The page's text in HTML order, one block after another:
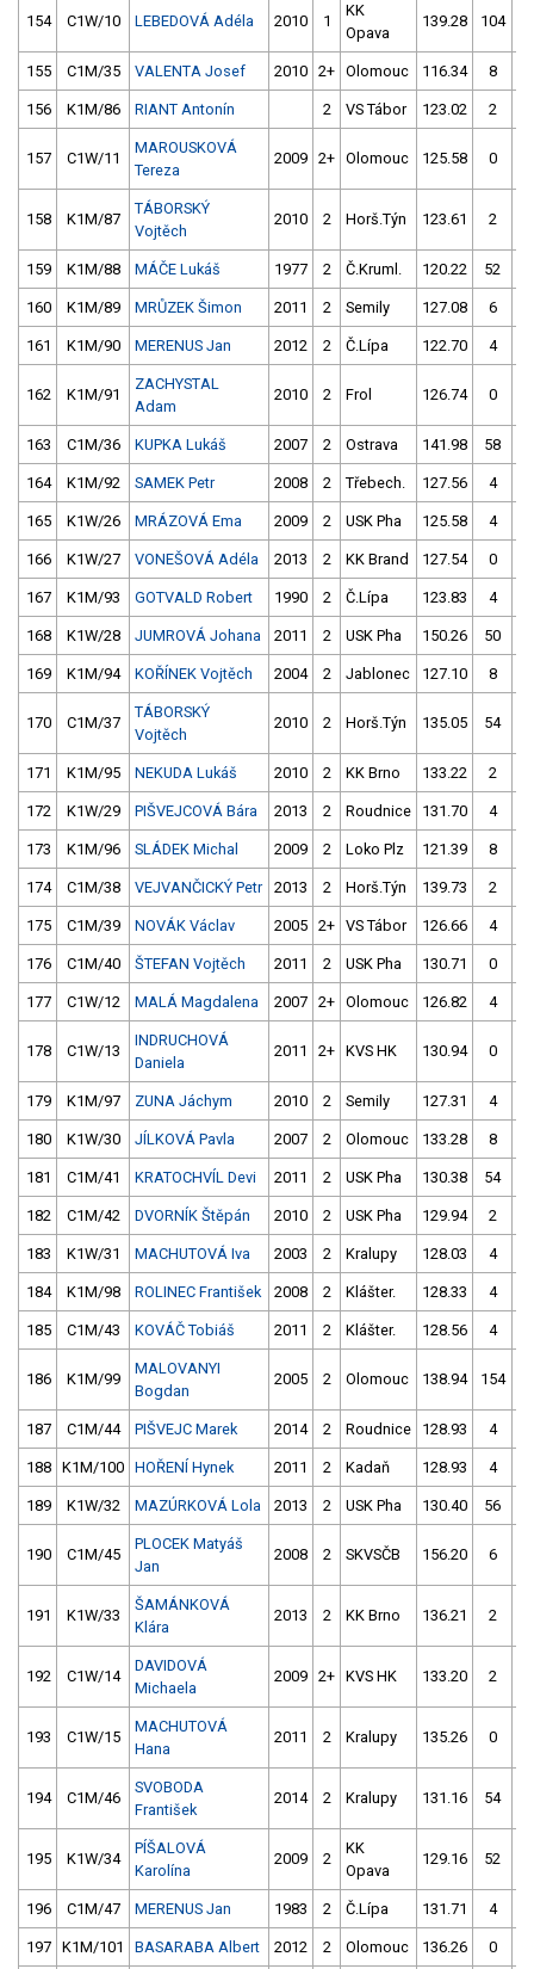
154 C1W/10 LEBEDOVÁ Adéla 2010 1
KK
Opava
139.28 104
155 C1M/35 VALENTA Josef 2010 2+ Olomouc 116.34 8
156 K1M/86 RIANT Antonín 2 VS Tábor 123.02 2
157 C1W/11
MAROUSKOVÁ
Tereza
2009 2+ Olomouc 125.58 0
158 K1M/87
TÁBORSKÝ
Vojtěch
2010 2 Horš.Týn 123.61 2
159 K1M/88 MÁČE Lukáš 1977 2 Č.Kruml. 120.22 52
160 K1M/89 MRŮZEK Šimon 2011 2 Semily 127.08 6
161 K1M/90 MERENUS Jan 2012 2 Č.Lípa 122.70 4
162 K1M/91
ZACHYSTAL
Adam
2010 2 Frol 126.74 0
163 C1M/36 KUPKA Lukáš 2007 2 Ostrava 141.98 58
164 K1M/92 SAMEK Petr 2008 2 Třebech. 127.56 4
165 K1W/26 MRÁZOVÁ Ema 2009 2 USK Pha 125.58 4
166 K1W/27 VONEŠOVÁ Adéla 2013 2 KK Brand 127.54 0
167 K1M/93 GOTVALD Robert 1990 2 Č.Lípa 123.83 4
168 K1W/28 JUMROVÁ Johana 2011 2 USK Pha 150.26 50
169 K1M/94 KOŘÍNEK Vojtěch 2004 2 Jablonec 127.10 8
170 C1M/37
TÁBORSKÝ
Vojtěch
2010 2 Horš.Týn 135.05 54
171 K1M/95 NEKUDA Lukáš 2010 2 KK Brno 133.22 2
172 K1W/29 PIŠVEJCOVÁ Bára 2013 2 Roudnice 131.70 4
173 K1M/96 SLÁDEK Michal 2009 2 Loko Plz 121.39 8
174 C1M/38 VEJVANČICKÝ Petr 2013 2 Horš.Týn 139.73 2
175 C1M/39 NOVÁK Václav 2005 2+ VS Tábor 126.66 4
176 C1M/40 ŠTEFAN Vojtěch 2011 2 USK Pha 130.71 0
177 C1W/12 MALÁ Magdalena 2007 2+ Olomouc 126.82 4
178 C1W/13
INDRUCHOVÁ
Daniela
2011 2+ KVS HK 130.94 0
179 K1M/97 ZUNA Jáchym 2010 2 Semily 127.31 4
180 K1W/30 JÍLKOVÁ Pavla 2007 2 Olomouc 133.28 8
181 C1M/41 KRATOCHVÍL Devi 2011 2 USK Pha 130.38 54
182 C1M/42 DVORNÍK Štěpán 2010 2 USK Pha 129.94 2
183 K1W/31 MACHUTOVÁ Iva 2003 2 Kralupy 128.03 4
184 K1M/98 ROLINEC František 2008 2 Klášter. 128.33 4
185 C1M/43 KOVÁČ Tobiáš 2011 2 Klášter. 128.56 4
186 K1M/99
MALOVANYI
Bogdan
2005 2 Olomouc 138.94 154
187 C1M/44 PIŠVEJC Marek 2014 2 Roudnice 128.93 4
188 K1M/100 HOŘENÍ Hynek 2011 2 Kadaň 128.93 4
189 K1W/32 MAZÚRKOVÁ Lola 2013 2 USK Pha 130.40 56
190 C1M/45
PLOCEK Matyáš
Jan
2008 2 SKVSČB 156.20 6
191 K1W/33
ŠAMÁNKOVÁ
Klára
2013 2 KK Brno 136.21 2
192 C1W/14
DAVIDOVÁ
Michaela
2009 2+ KVS HK 133.20 2
193 C1W/15
MACHUTOVÁ
Hana
2011 2 Kralupy 135.26 0
194 C1M/46
SVOBODA
František
2014 2 Kralupy 131.16 54
195 K1W/34
PÍŠALOVÁ
Karolína
2009 2
KK
Opava
129.16 52
196 C1M/47 MERENUS Jan 1983 2 Č.Lípa 131.71 4
197 K1M/101 BASARABA Albert 2012 2 Olomouc 136.26 0